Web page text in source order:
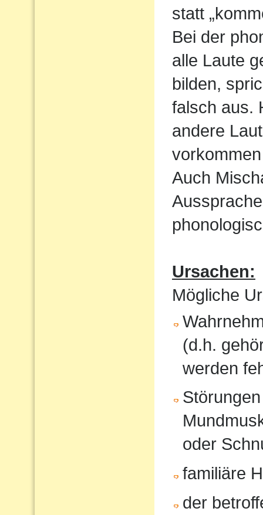
statt
Bei der
alle Laute
bilden,
falsch aus.
andere
Auch
Ursachen:
Mögliche
(d.h.
werden
oder
familiäre
der